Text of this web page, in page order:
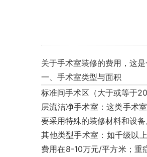
关于手术室装修的费用，这
一、手术室类型与面积
标准间手术区 （大于或等于
层流洁净手术室 ：这类手术
要采用特殊的装修材料和设备
其他类型手术室 ：如千级以
费用在8-10万元/平方米；重